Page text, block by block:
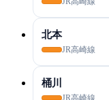
北本
JR高崎線
桶川
JR高崎線